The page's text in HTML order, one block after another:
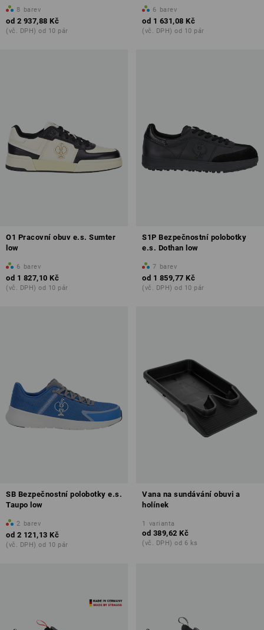
8 barev
od 2 937,88 Kč
(vč. DPH) od 10 pár
6 barev
od 1 631,08 Kč
(vč. DPH) od 10 pár
O1 Pracovní obuv e.s. Sumter
low
6 barev
od 1 827,10 Kč
(vč. DPH) od 10 pár
S1P Bezpečnostní polobotky
e.s. Dothan low
7 barev
od 1 859,77 Kč
(vč. DPH) od 10 pár
SB Bezpečnostní polobotky e.s.
Taupo low
2 barev
od 2 121,13 Kč
(vč. DPH) od 10 pár
Vana na sundávání obuvi a
holínek
1 varianta
od 389,62 Kč
(vč. DPH) od 6 ks